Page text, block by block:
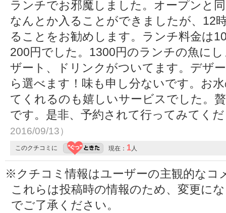
ランチでお邪魔しました。オープンと
なんとか入ることができましたが、12
ることをお勧めします。ランチ料金は
200円でした。1300円のランチの魚に
ザート、ドリンクがついてます。デザ
ら選べます！味も申し分ないです。お
てくれるのも嬉しいサービスでした。
です。是非、予約されて行ってみてく
2016/09/13）
このクチコミに 現在： 1人
※クチコミ情報はユーザーの主観的なコ
これらは投稿時の情報のため、変更に
でご了承ください。